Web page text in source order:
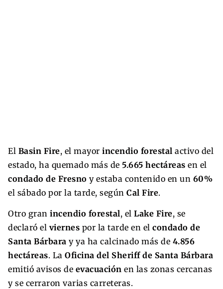
El Basin Fire, el mayor incendio forestal activo del
estado, ha quemado más de 5.665 hectáreas en el
condado de Fresno y estaba contenido en un 60%
el sábado por la tarde, según Cal Fire.
Otro gran incendio forestal, el Lake Fire, se
declaró el viernes por la tarde en el condado de
Santa Bárbara y ya ha calcinado más de 4.856
hectáreas. La Oficina del Sheriff de Santa Bárbara
emitió avisos de evacuación en las zonas cercanas
y se cerraron varias carreteras.